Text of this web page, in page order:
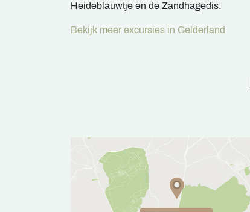
Heideblauwtje en de Zandhagedis.
Bekijk meer excursies in Gelderland